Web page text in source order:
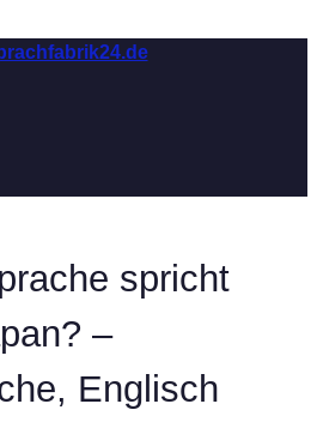
spricht
–
Englisch